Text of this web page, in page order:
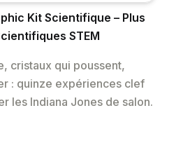
Kit Scientifique – Plus
STEM
cristaux qui poussent,
: quinze expériences clef
les Indiana Jones de salon.